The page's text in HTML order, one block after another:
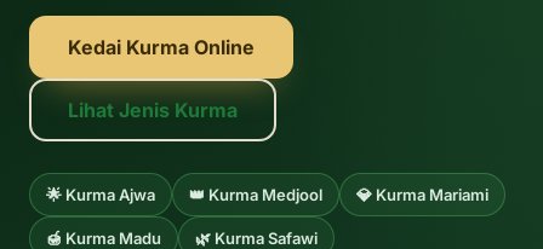
Kedai Kurma Online
Lihat Jenis Kurma
🌟 Kurma Ajwa 👑 Kurma Medjool 💎 Kurma Mariami
🍯 Kurma Madu 🌿 Kurma Safawi